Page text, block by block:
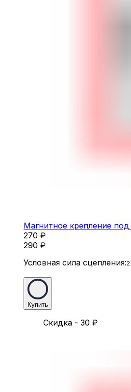
Магнитное крепление
270 ₽
290 ₽
Условная сила сцепления:2
Купить
Скидка - 30 ₽